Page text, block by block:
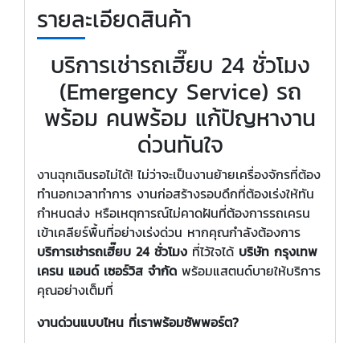
รายละเอียดสินค้า
บริการเช่ารถเฮี๊ยบ 24 ชั่วโมง
(Emergency Service) รถ
พร้อม คนพร้อม แก้ปัญหางาน
ด่วนทันใจ
งานฉุกเฉินรอไม่ได้! ไม่ว่าจะเป็นงานย้ายเครื่องจักรที่ต้อง
ทำนอกเวลาทำการ งานก่อสร้างรอบดึกที่ต้องเร่งให้ทัน
กำหนดส่ง หรือเหตุการณ์ไม่คาดฝันที่ต้องการรถเครน
เข้าเคลียร์พื้นที่อย่างเร่งด่วน หากคุณกำลังต้องการ
บริการเช่ารถเฮี๊ยบ 24 ชั่วโมง ที่ไว้ใจได้ บริษัท กรุงเทพ
เครน แอนด์ เซอร์วิส จำกัด พร้อมแสตนด์บายให้บริการ
คุณอย่างเต็มที่
งานด่วนแบบไหน ที่เราพร้อมซัพพอร์ต?